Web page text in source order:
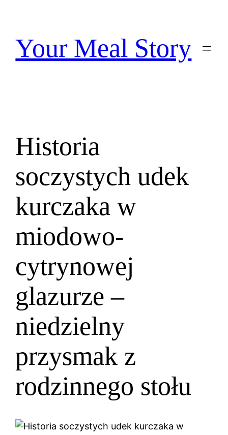
treściYour Meal Story
Historia
soczystych udek
kurczaka w
miodowo-
cytrynowej
glazurze –
niedzielny
przysmak z
rodzinnego stołu